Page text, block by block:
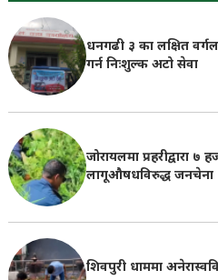
धनगढी ३ का लक्षित
गर्न निःशुल्क अटो सेवा
जोरायलमा प्रहरीद्वारा ७
लागूऔषधविरुद्ध जनचेना
शिवपुरी धाममा